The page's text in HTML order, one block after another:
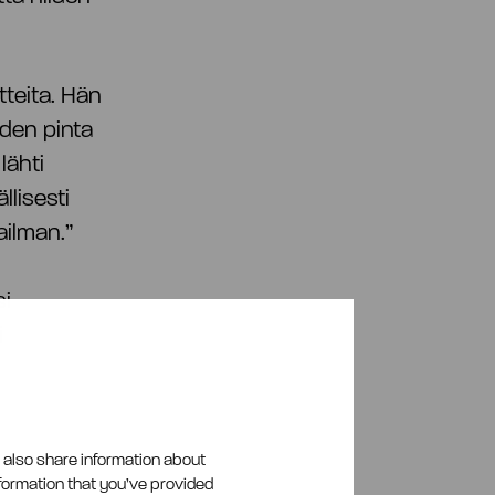
share information about
that you’ve provided
Hän
pinta